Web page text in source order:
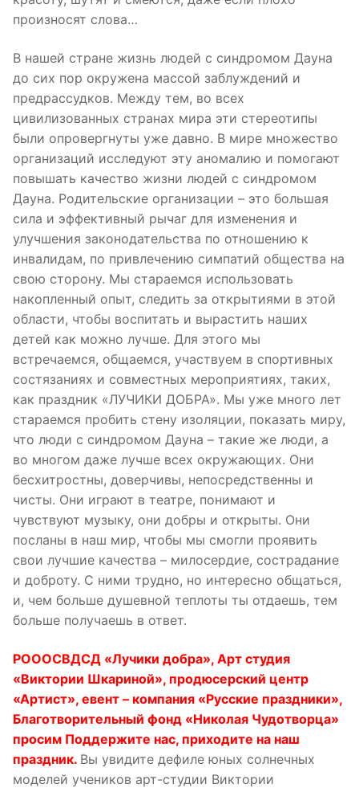
произносят слова…
В нашей стране жизнь людей с синдромом Дауна
до сих пор окружена массой заблуждений и
предрассудков. Между тем, во всех
цивилизованных странах мира эти стереотипы
были опровергнуты уже давно. В мире множество
организаций исследуют эту аномалию и помогают
повышать качество жизни людей с синдромом
Дауна. Родительские организации – это большая
сила и эффективный рычаг для изменения и
улучшения законодательства по отношению к
инвалидам, по привлечению симпатий общества на
свою сторону. Мы стараемся использовать
накопленный опыт, следить за открытиями в этой
области, чтобы воспитать и вырастить наших
детей как можно лучше. Для этого мы
встречаемся, общаемся, участвуем в спортивных
состязаниях и совместных мероприятиях, таких,
как праздник «ЛУЧИКИ ДОБРА». Мы уже много лет
стараемся пробить стену изоляции, показать миру,
что люди с синдромом Дауна – такие же люди, а
во многом даже лучше всех окружающих. Они
бесхитростны, доверчивы, непосредственны и
чисты. Они играют в театре, понимают и
чувствуют музыку, они добры и открыты. Они
посланы в наш мир, чтобы мы смогли проявить
свои лучшие качества – милосердие, сострадание
и доброту. С ними трудно, но интересно общаться,
и, чем больше душевной теплоты ты отдаешь, тем
больше получаешь в ответ.
РОООСВДСД «Лучики добра», Арт студия
«Виктории Шкариной», продюсерский центр
«Артист», евент – компания «Русские праздники»,
Благотворительный фонд «Николая Чудотворца»
просим Поддержите нас, приходите на наш
праздник. Вы увидите дефиле юных солнечных
моделей учеников арт-студии Виктории